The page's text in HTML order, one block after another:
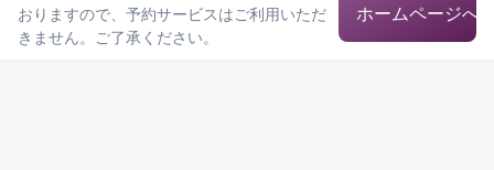
おりますので、予約サービスはご利用いただ
きません。ご了承ください。
ホームページへ